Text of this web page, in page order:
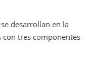
desarrollan en la
tres componentes